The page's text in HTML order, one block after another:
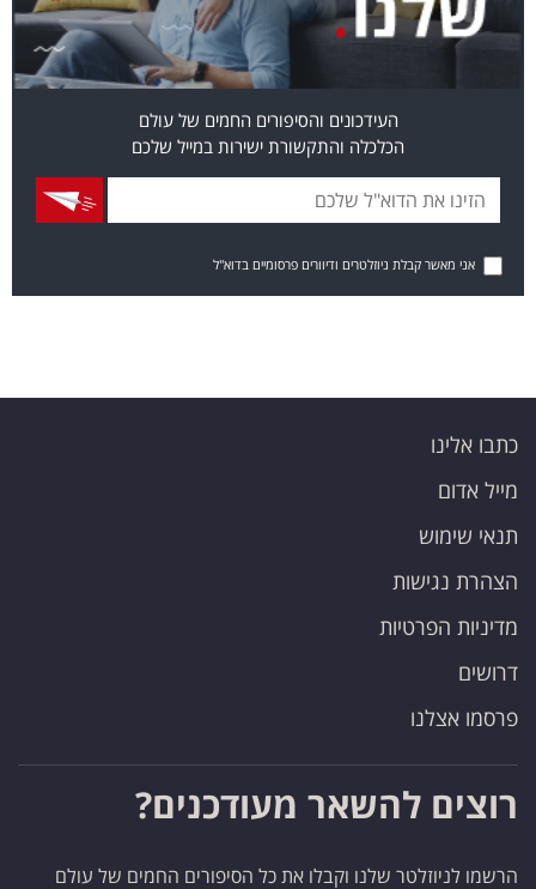
העידכונים והסיפורים החמים של עולם
הכלכלה והתקשורת ישירות במייל שלכם
אני מאשר קבלת ניוזלטרים ודיוורים פרסומיים בדוא"ל
כתבו אלינו
מייל אדום
תנאי שימוש
הצהרת נגישות
מדיניות הפרטיות
דרושים
פרסמו אצלנו
רוצים להשאר מעודכנים?
הרשמו לניוזלטר שלנו וקבלו את כל הסיפורים החמים של עולם